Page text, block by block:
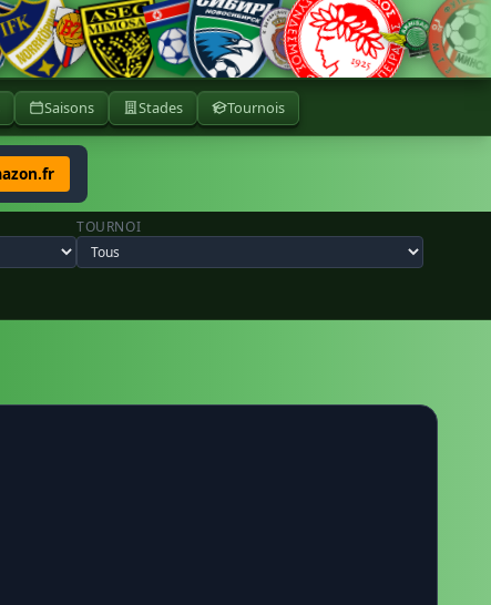
Saisons Stades Tournois
TOURNOI